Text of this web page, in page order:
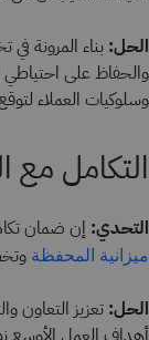
الحل: بناء المرونة
والحفاظ على احتياطي
وسلوكيات العملاء
التكامل مع
التحدي: إن ضمان
ميزانية المحفظة
الحل: تعزيز التعاون